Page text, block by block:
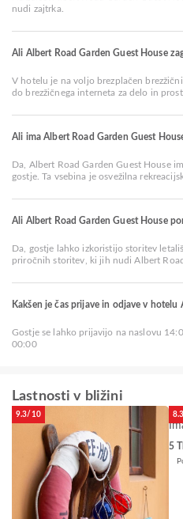
nudi zajtrka.
Ali Albert Road Garden Guest House
V hotelu je na voljo brezplačen
do brezžičnega interneta za delo in
Ali ima Albert Road Garden Guest
Da, Albert Road Garden Guest House
gostje. Ta vsebina je osvežilna
Ali Albert Road Garden Guest House
Da, gostje lahko izkoristijo storitev
priročnih storitev, ki jih nudi Albert
Kakšen je čas prijave in odjave v hotelu
Gostje se lahko prijavijo na naslovu
00:00
Lastnosti v bližini
9.3/10
5